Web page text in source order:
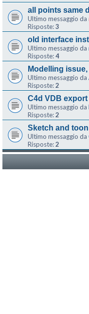
all points same
Ultimo messaggio da
Risposte:3
old interface
Ultimo messaggio da
Risposte:4
Modelling
Ultimo messaggio da
Risposte:2
C4d VDB
Ultimo messaggio da
Risposte:2
Sketch and toon
Ultimo messaggio da
Risposte:2